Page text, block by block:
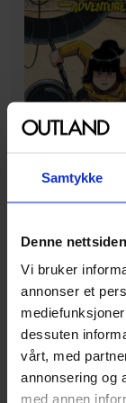
Samtykke
Denne
Vi bruker
annonser et
dessuten
vårt, med
annonsering og
med annen
Star Wars
3: Endangered
Star wars
Paperback ·
129